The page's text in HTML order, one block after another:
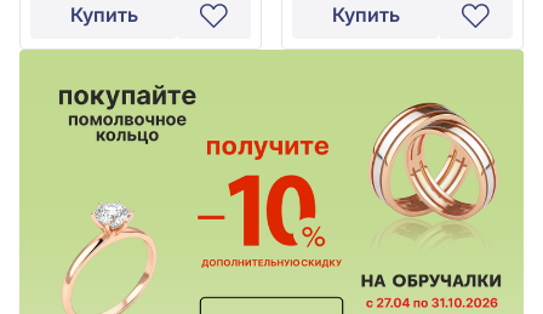
Купить Купить